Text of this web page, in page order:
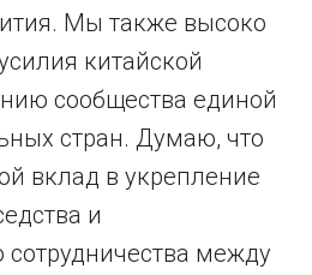
Мы также высоко
китайской
сообщества единой
стран. Думаю, что
вклад в укрепление
и
между